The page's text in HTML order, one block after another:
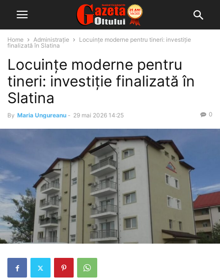
Home Administrație
Locuințe moderne pentru tineri: investiție
finalizată în Slatina
Locuințe moderne pentru
tineri: investiție finalizată în
Slatina
By Maria Ungureanu - 29 mai 2026 14:25 0